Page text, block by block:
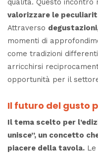
qualità. Questo incontro
valorizzare le
Attraverso
momenti di
come tradizioni
arricchirsi
opportunità per il
Il futuro del gusto
Il tema scelto per
unisce”, un concetto
piacere della tavola.